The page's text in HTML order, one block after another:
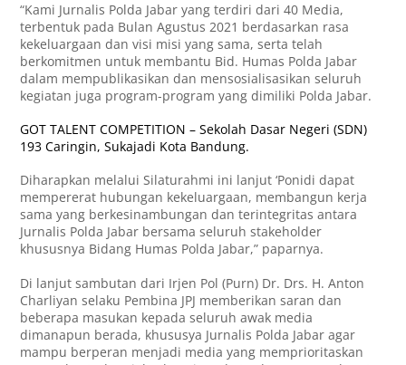
“Kami Jurnalis Polda Jabar yang terdiri dari 40 Media,
terbentuk pada Bulan Agustus 2021 berdasarkan rasa
kekeluargaan dan visi misi yang sama, serta telah
berkomitmen untuk membantu Bid. Humas Polda Jabar
dalam mempublikasikan dan mensosialisasikan seluruh
kegiatan juga program-program yang dimiliki Polda Jabar.
GOT TALENT COMPETITION – Sekolah Dasar Negeri (SDN)
193 Caringin, Sukajadi Kota Bandung.
Diharapkan melalui Silaturahmi ini lanjut ‘Ponidi dapat
mempererat hubungan kekeluargaan, membangun kerja
sama yang berkesinambungan dan terintegritas antara
Jurnalis Polda Jabar bersama seluruh stakeholder
khususnya Bidang Humas Polda Jabar,” paparnya.
Di lanjut sambutan dari Irjen Pol (Purn) Dr. Drs. H. Anton
Charliyan selaku Pembina JPJ memberikan saran dan
beberapa masukan kepada seluruh awak media
dimanapun berada, khususya Jurnalis Polda Jabar agar
mampu berperan menjadi media yang memprioritaskan